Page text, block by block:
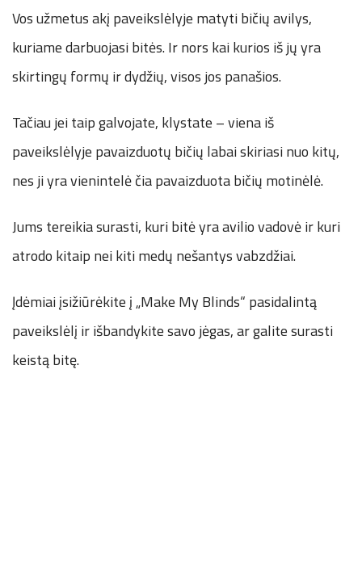
Vos užmetus akį paveikslėlyje matyti bičių avilys,
kuriame darbuojasi bitės. Ir nors kai kurios iš jų yra
skirtingų formų ir dydžių, visos jos panašios.
Tačiau jei taip galvojate, klystate – viena iš
paveikslėlyje pavaizduotų bičių labai skiriasi nuo kitų,
nes ji yra vienintelė čia pavaizduota bičių motinėlė.
Jums tereikia surasti, kuri bitė yra avilio vadovė ir kuri
atrodo kitaip nei kiti medų nešantys vabzdžiai.
Įdėmiai įsižiūrėkite į „Make My Blinds“ pasidalintą
paveikslėlį ir išbandykite savo jėgas, ar galite surasti
keistą bitę.